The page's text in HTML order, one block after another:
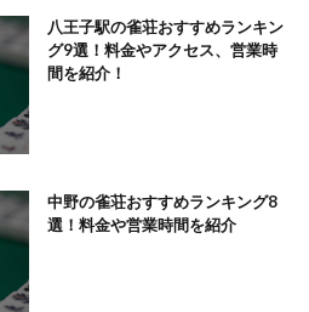
八王子駅の雀荘おすすめランキン
グ9選！料金やアクセス、営業時
間を紹介！
中野の雀荘おすすめランキング8
選！料金や営業時間を紹介